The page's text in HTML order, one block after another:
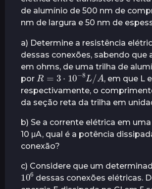
o
s
t
r
á
s
ã
e
r
á
s
de alumínio de 500 nm de
nm de largura e 50 nm de
a) Determine a resistência
dessas conexões, sabendo que
em ohms, de uma trilha de
por
R= 3⋅ 10−8L/A
, em que L
respectivamente, o
da seção reta da trilha em
b) Se a corrente elétrica em
10 μA, qual é a potência
conexão?
c) Considere que um
10
6
dessas conexões elétricas.